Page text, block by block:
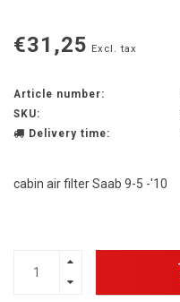
€31,25 Excl. tax
Article number:
SKU:
Delivery time:
cabin air filter Saab 9-5 -'10